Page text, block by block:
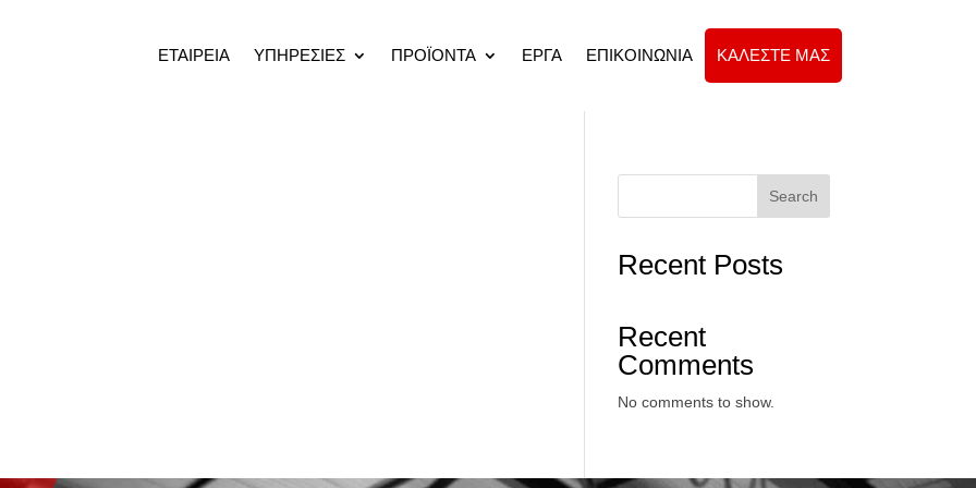
ΕΤΑΙΡΕΙΑ ΥΠΗΡΕΣΙΕΣ ΠΡΟΪΟΝΤΑ ΕΡΓΑ ΕΠΙΚΟΙΝΩΝΙΑ ΚΑΛΕΣΤΕ ΜΑΣ
Search
Recent Posts
Recent
Comments
No comments to show.